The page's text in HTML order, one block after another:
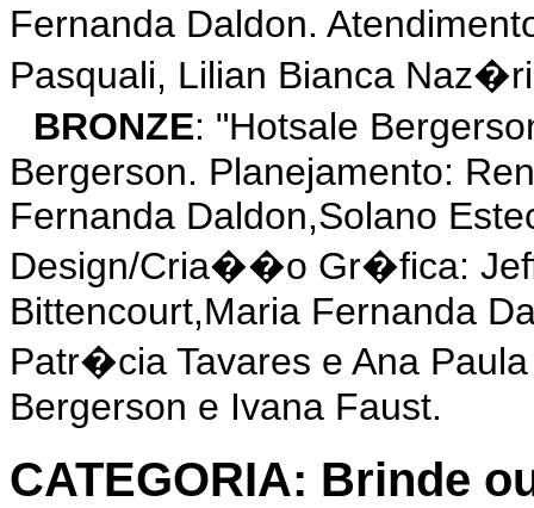
Fernanda Daldon.
Pasquali, Lilian Bianca
BRONZE: "Hotsale
Bergerson. Planejamento:
Fernanda Daldon,Solano
Design/Cria��o Gr�fica:
Bittencourt,Maria Fernanda
Patr�cia Tavares e Ana
Bergerson e Ivana Faust.
CATEGORIA: Brinde